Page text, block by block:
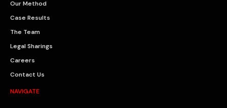
Our Method
Case Results
The Team
Legal Sharings
Careers
Contact Us
NAVIGATE